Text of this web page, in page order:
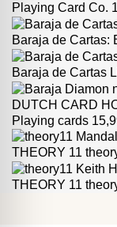
Playing Card Co.
Baraja de Cartas:
Baraja de Cartas
DUTCH CARD
Playing cards
THEORY 11
THEORY 11